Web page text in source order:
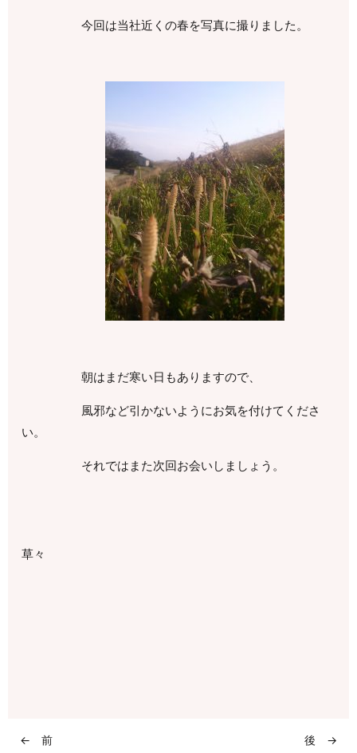
今回は当社近くの春を写真に撮りました。
朝はまだ寒い日もありますので、
風邪など引かないようにお気を付けてくださ
い。
それではまた次回お会いしましょう。
草々
← 前 後 →